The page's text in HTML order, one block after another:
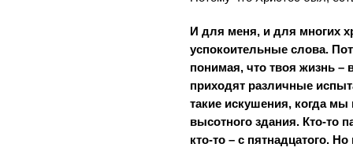
И для меня, и для многих
успокоительные слова.
понимая, что твоя жизнь –
приходят различные
такие искушения, когда мы
высотного здания. Кто-то
кто-то – с пятнадцатого.